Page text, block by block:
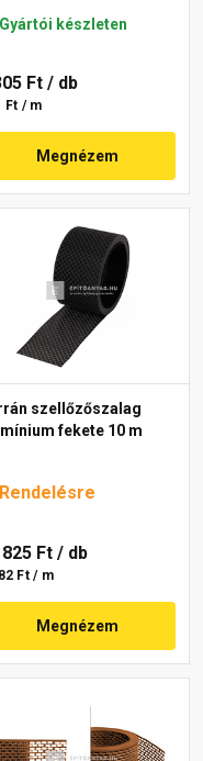
Gyártói készleten
Ft / db
Ft / m
Megnézem
szellőzőszalag
fekete 10 m
Rendelésre
Ft / db
Ft / m
Megnézem